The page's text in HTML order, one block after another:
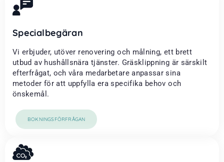
Specialbegäran
Vi erbjuder, utöver renovering och målning, ett brett
utbud av hushållsnära tjänster. Gräsklippning är särskilt
efterfrågat, och våra medarbetare anpassar sina
metoder för att uppfylla era specifika behov och
önskemål.
BOKNINGSFÖRFRÅGAN